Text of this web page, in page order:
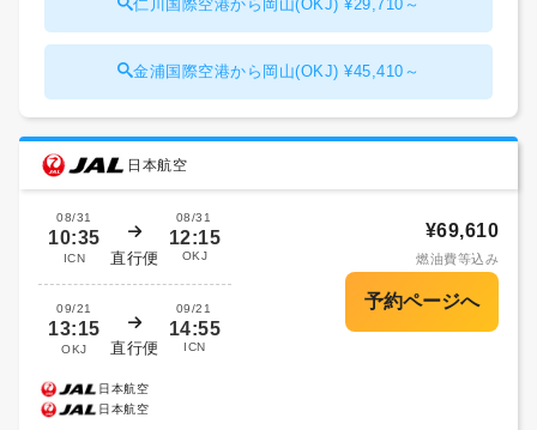
仁川国際空港から岡山(OKJ) ¥29,710～
金浦国際空港から岡山(OKJ) ¥45,410～
日本航空
08/31
10:35
ICN 直行便
08/31
12:15
OKJ
09/21
13:15
OKJ 直行便
09/21
14:55
ICN
¥69,610
燃油費等込み
日本航空
日本航空